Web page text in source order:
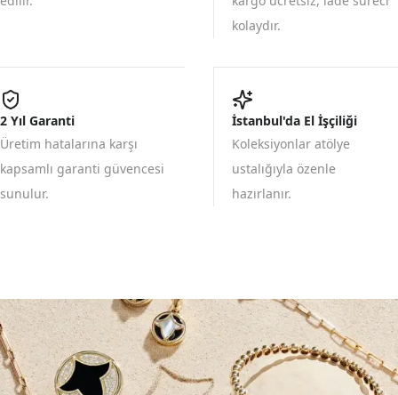
kolaydır.
2 Yıl Garanti
Üretim hatalarına karşı
kapsamlı garanti güvencesi
sunulur.
İstanbul'da El İşçiliği
Koleksiyonlar atölye
ustalığıyla özenle
hazırlanır.